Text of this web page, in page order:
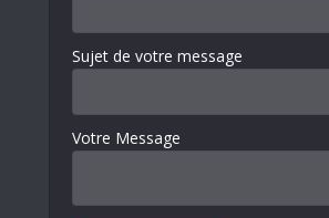
Sujet de votre message
Votre Message